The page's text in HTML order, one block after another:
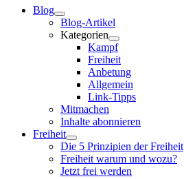
Blog
Blog-Artikel
Kategorien
Kampf
Freiheit
Anbetung
Allgemein
Link-Tipps
Mitmachen
Inhalte abonnieren
Freiheit
Die 5 Prinzipien der Freiheit
Freiheit warum und wozu?
Jetzt frei werden